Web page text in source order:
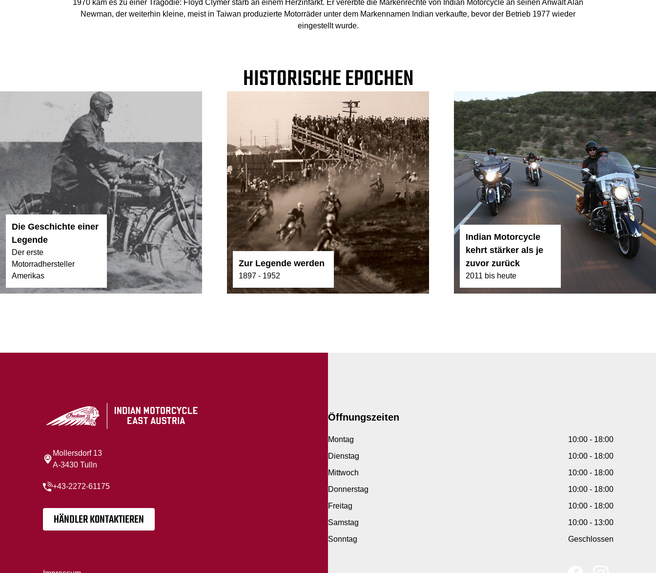
1970 kam es zu einer Tragödie: Floyd Clymer starb an einem Herzinfarkt. Er vererbte die Markenrechte von Indian Motorcycle an seinen Anwalt Alan
Newman, der weiterhin kleine, meist in Taiwan produzierte Motorräder unter dem Markennamen Indian verkaufte, bevor der Betrieb 1977 wieder
eingestellt wurde.
HISTORISCHE EPOCHEN
Die Geschichte einer
Legende
Der erste
Motorradhersteller
Amerikas
Zur Legende werden
1897 - 1952
Indian Motorcycle
kehrt stärker als je
zuvor zurück
2011 bis heute
Mollersdorf 13
A-3430 Tulln
+43-2272-61175
HÄNDLER KONTAKTIEREN
Öffnungszeiten
Montag
10:00 - 18:00
Dienstag
10:00 - 18:00
Mittwoch
10:00 - 18:00
Donnerstag
10:00 - 18:00
Freitag
10:00 - 18:00
Samstag
10:00 - 13:00
Sonntag
Geschlossen